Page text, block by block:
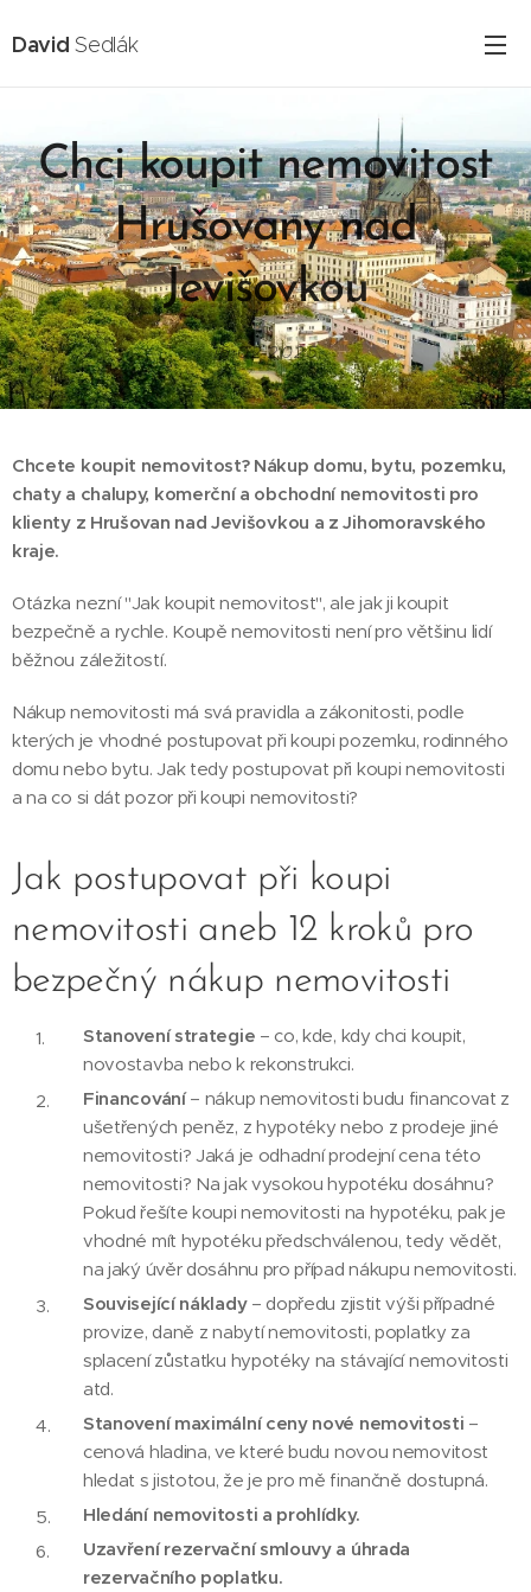
DavidSedlák
Chci koupit nemovitost
Hrušovany nad
Jevišovkou
16.02.2025
Chcete koupit nemovitost? Nákup domu, bytu, pozemku,
chaty a chalupy, komerční a obchodní nemovitosti pro
klienty z Hrušovan nad Jevišovkou a z Jihomoravského
kraje.
Otázka nezní "Jak koupit nemovitost", ale jak ji koupit
bezpečně a rychle. Koupě nemovitosti není pro většinu lidí
běžnou záležitostí.
Nákup nemovitosti má svá pravidla a zákonitosti, podle
kterých je vhodné postupovat při koupi pozemku, rodinného
domu nebo bytu. Jak tedy postupovat při koupi nemovitosti
a na co si dát pozor při koupi nemovitosti?
Jak postupovat při koupi
nemovitosti aneb 12 kroků pro
bezpečný nákup nemovitosti
Stanovení strategie – co, kde, kdy chci koupit,
novostavba nebo k rekonstrukci.
Financování– nákup nemovitosti budu financovat z
ušetřených peněz, z hypotéky nebo z prodeje jiné
nemovitosti? Jaká je odhadní prodejní cena této
nemovitosti? Na jak vysokou hypotéku dosáhnu?
Pokud řešíte koupi nemovitosti na hypotéku, pak je
vhodné mít hypotéku předschválenou, tedy vědět,
na jaký úvěr dosáhnu pro případ nákupu nemovitosti.
Související náklady– dopředu zjistit výši případné
provize, daně z nabytí nemovitosti, poplatky za
splacení zůstatku hypotéky na stávající nemovitosti
atd.
Stanovení maximální ceny nové nemovitosti –
cenová hladina, ve které budu novou nemovitost
hledat s jistotou, že je pro mě finančně dostupná.
Hledání nemovitosti a prohlídky.
Uzavření rezervační smlouvy a úhrada
rezervačního poplatku.